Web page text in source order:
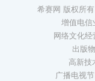
希赛网 版权所
增值电信
网络文化
出版
高新技
广播电视